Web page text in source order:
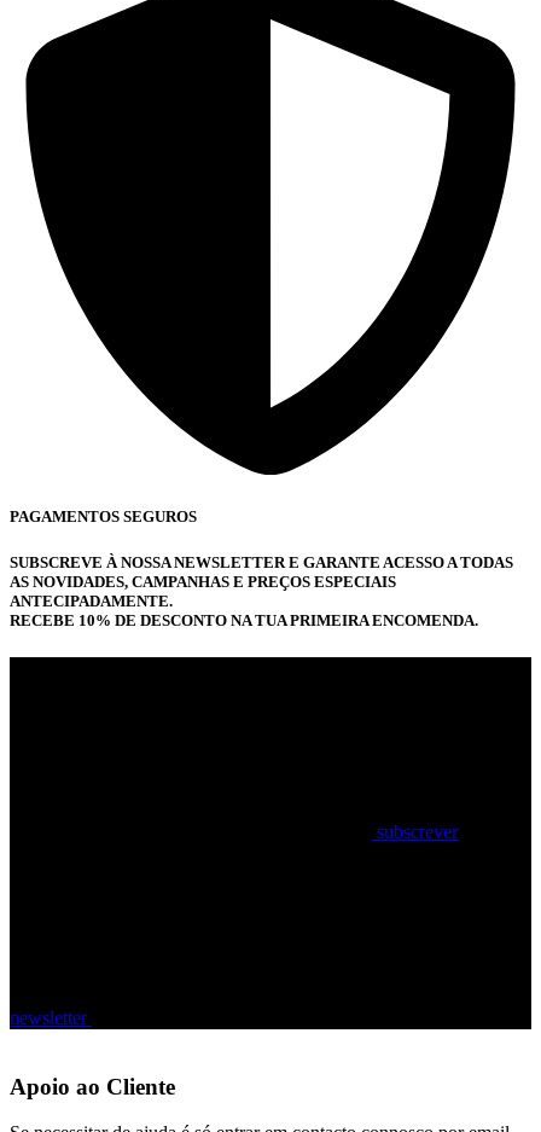
PAGAMENTOS SEGUROS
SUBSCREVE À NOSSA NEWSLETTER E GARANTE ACESSO A TODAS
AS NOVIDADES, CAMPANHAS E PREÇOS ESPECIAIS
ANTECIPADAMENTE.
RECEBE 10% DE DESCONTO NA TUA PRIMEIRA ENCOMENDA.
subscrever
newsletter
Apoio ao Cliente